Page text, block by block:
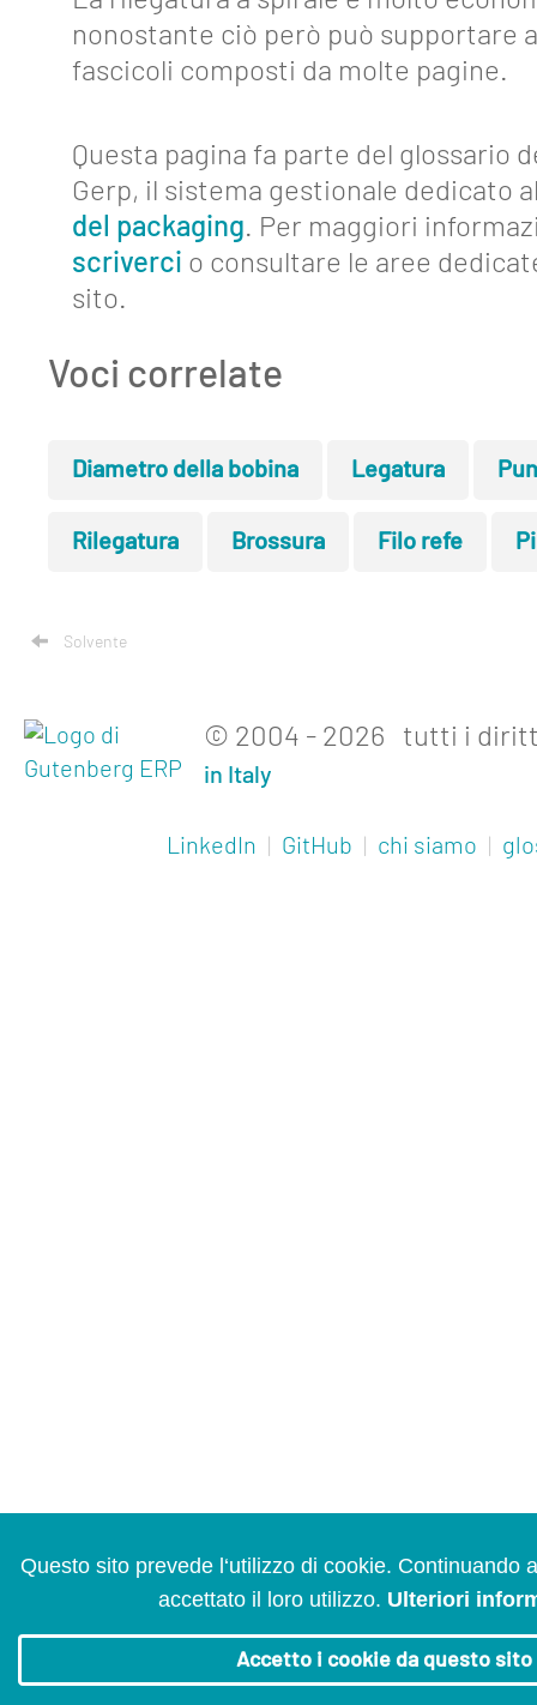
Glossario
Lavora
con
noi
Mediakit
nonostante ciò però può supportare
fascicoli composti da molte pagine.
Questa pagina fa parte del glossario
Gerp, il sistema gestionale dedicato
del packaging. Per maggiori
scriverci o consultare le aree
sito.
Voci correlate
Diametro della bobina Legatura
Rilegatura Brossura Filo refe
Solvente
© 2004 - 2026 tutti i
in Italy
LinkedIn GitHub chi siamo
Questo sito prevede l‘utilizzo di cookie. Continuando
accettato il loro utilizzo. Ulteriori
Accetto i cookie da questo sito